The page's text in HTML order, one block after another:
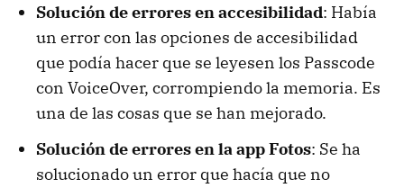
Solución de errores en accesibilidad: Había
un error con las opciones de accesibilidad
que podía hacer que se leyesen los Passcode
con VoiceOver, corrompiendo la memoria. Es
una de las cosas que se han mejorado.
Solución de errores en la app Fotos: Se ha
solucionado un error que hacía que no